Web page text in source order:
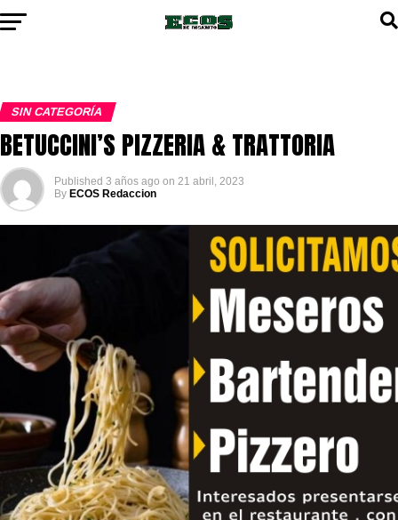
SIN CATEGORÍA
BETUCCINI’S PIZZERIA & TRATTORIA
Published 3 años ago on 21 abril, 2023
By ECOS Redaccion